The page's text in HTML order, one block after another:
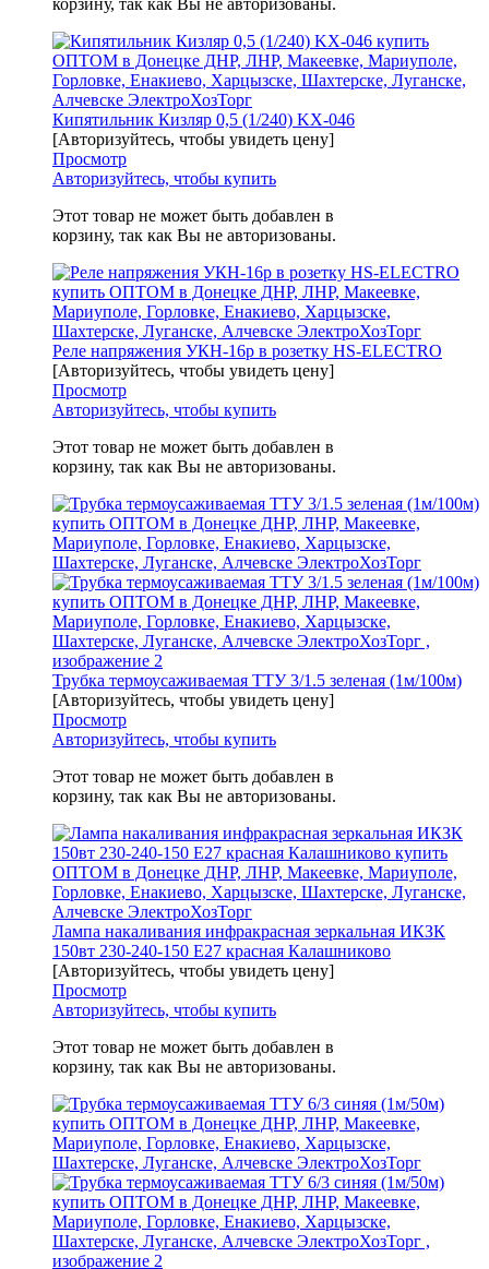
Кипятильник Кизляр 0,5 (1/240) KX-046
[Авторизуйтесь, чтобы увидеть цену]
Просмотр
Авторизуйтесь, чтобы купить
Этот товар не может быть добавлен в
корзину, так как Вы не авторизованы.
Реле напряжения УКН-16р в розетку HS-ELECTRO
[Авторизуйтесь, чтобы увидеть цену]
Просмотр
Авторизуйтесь, чтобы купить
Этот товар не может быть добавлен в
корзину, так как Вы не авторизованы.
Трубка термоусаживаемая ТТУ 3/1.5 зеленая (1м/100м)
[Авторизуйтесь, чтобы увидеть цену]
Просмотр
Авторизуйтесь, чтобы купить
Этот товар не может быть добавлен в
корзину, так как Вы не авторизованы.
Лампа накаливания инфракрасная зеркальная ИКЗК
150вт 230-240-150 E27 красная Калашниково
[Авторизуйтесь, чтобы увидеть цену]
Просмотр
Авторизуйтесь, чтобы купить
Этот товар не может быть добавлен в
корзину, так как Вы не авторизованы.